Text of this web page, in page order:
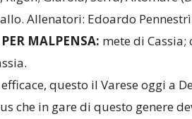
Allenatori: Edoardo
MALPENSA: mete di Cassia;
questo il Varese oggi a
che in gare di questo genere